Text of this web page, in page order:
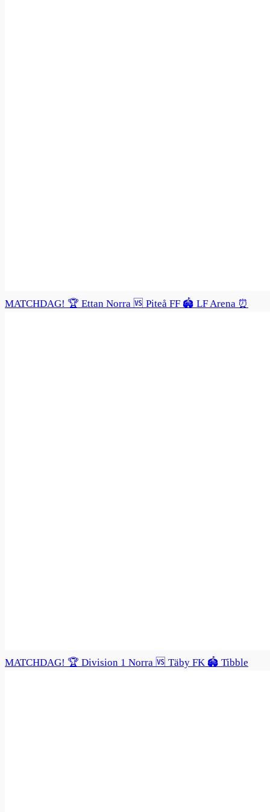
MATCHDAG! 🏆 Ettan Norra 🆚 Piteå FF 🏟️ LF Arena ⏰
MATCHDAG! 🏆 Division 1 Norra 🆚 Täby FK 🏟️ Tibble